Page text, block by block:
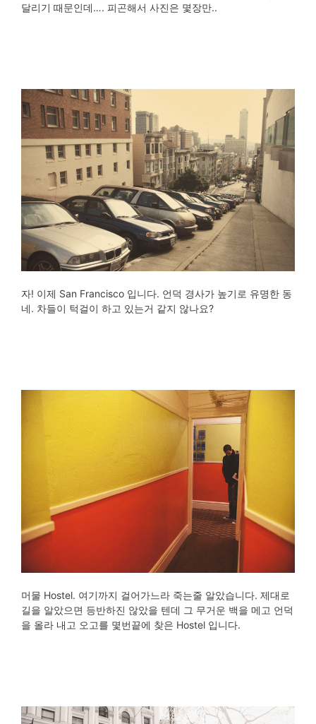
달리기 때문인데…. 피곤해서 사진은 몇장만..
자! 이제 San Francisco 입니다. 언덕 경사가 높기로 유명한 동
네. 차들이 턱걸이 하고 있는거 같지 않나요?
머물 Hostel. 여기까지 걸어가느라 죽는줄 알았습니다. 제대로
길을 알았으면 등반하진 않았을 텐데 그 무거운 백을 메고 언덕
을 올라 내고 오고를 몇번끝에 찾은 Hostel 입니다.